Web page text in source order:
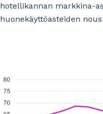
hotellikannan markkina-
huonekäyttöasteiden